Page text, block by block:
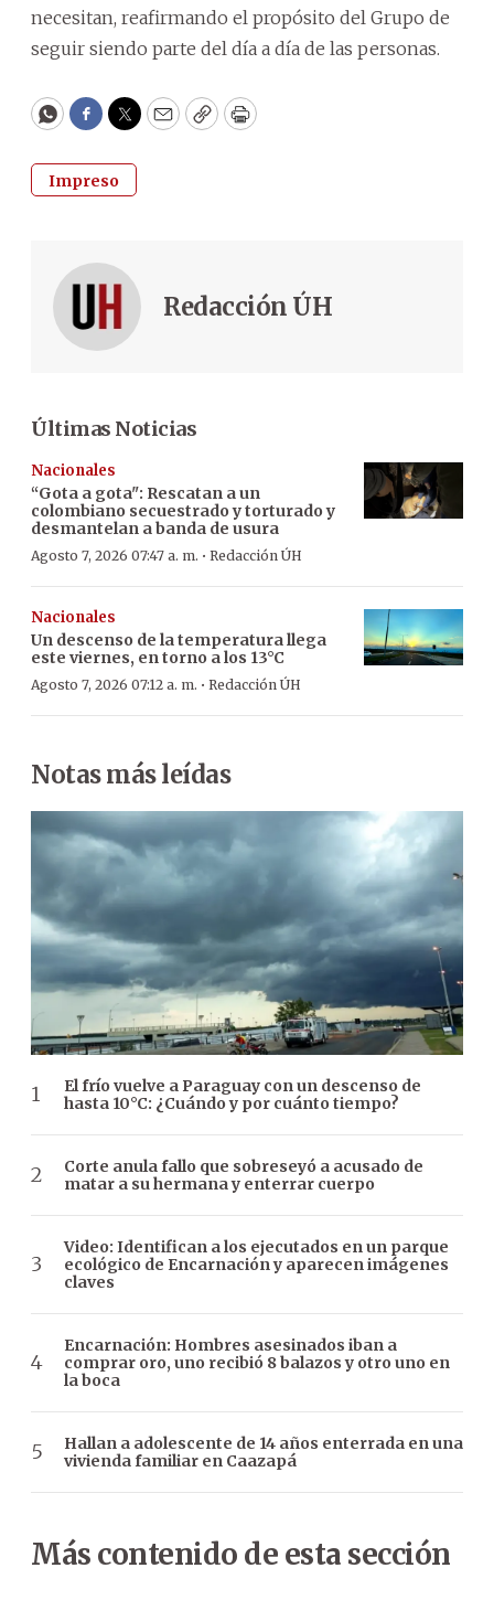
necesitan, reafirmando el propósito del Grupo de
seguir siendo parte del día a día de las personas.
WhatsApp
Facebook
Twitter
EmailCopyPrint
Impreso
Redacción ÚH
Últimas Noticias
Nacionales
“Gota a gota": Rescatan a un
colombiano secuestrado y torturado y
desmantelan a banda de usura
Agosto 7, 2026 07:47 a. m. · Redacción ÚH
Nacionales
Un descenso de la temperatura llega
este viernes, en torno a los 13°C
Agosto 7, 2026 07:12 a. m. · Redacción ÚH
Notas más leídas
El frío vuelve a Paraguay con un descenso de
hasta 10°C: ¿Cuándo y por cuánto tiempo?
Corte anula fallo que sobreseyó a acusado de
matar a su hermana y enterrar cuerpo
Video: Identifican a los ejecutados en un parque
ecológico de Encarnación y aparecen imágenes
claves
Encarnación: Hombres asesinados iban a
comprar oro, uno recibió 8 balazos y otro uno en
la boca
Hallan a adolescente de 14 años enterrada en una
vivienda familiar en Caazapá
Más contenido de esta sección